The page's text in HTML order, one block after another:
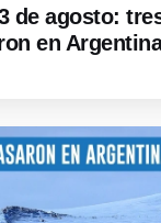
de agosto:
en